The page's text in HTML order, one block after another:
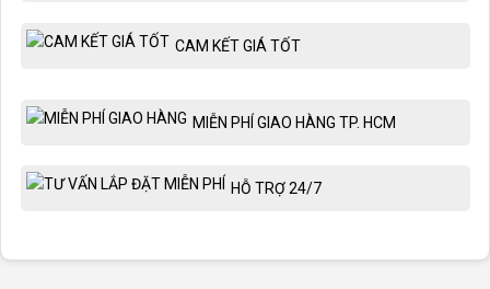
CAM KẾT GIÁ TỐT
MIỄN PHÍ GIAO HÀNG TP. HCM
HỖ TRỢ 24/7